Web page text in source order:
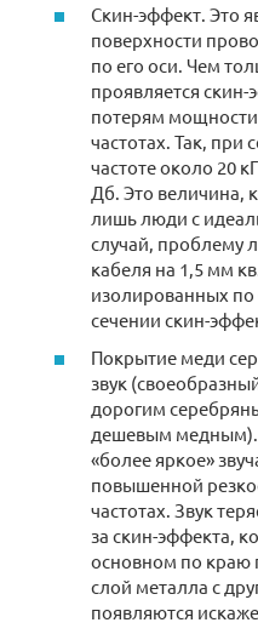
Скин-эффект. Это
поверхности
по его оси. Чем
проявляется
потерям мощности
частотах. Так, при
частоте около 20
Дб. Это величина,
лишь люди с
случай, проблему
кабеля на 1,5 мм
изолированных
сечении скин-
Покрытие меди
звук
дорогим
дешевым медным).
«более яркое»
повышенной
частотах. Звук
за скин-эффекта,
основном по краю
слой металла с
появляются